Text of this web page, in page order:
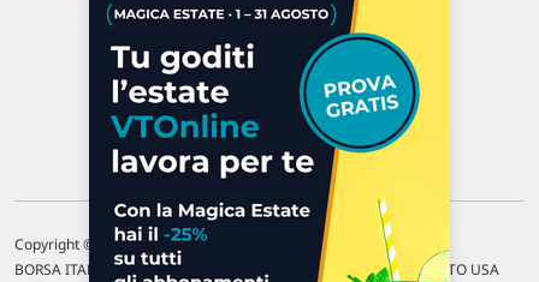
Chi siamo
Commenti e segnalazioni
Contattaci
Copyright © 1996-2026 Traderlink Italia s.r.l.
BORSA ITALIANA Quotazioni di borsa differite di 15 min. / MERCATO USA